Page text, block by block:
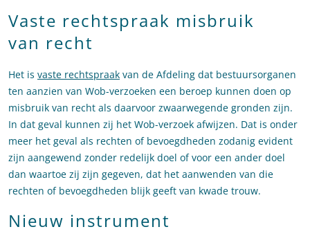
Vaste rechtspraak misbruik
van recht
Het is vaste rechtspraak van de Afdeling dat bestuursorganen
ten aanzien van Wob-verzoeken een beroep kunnen doen op
misbruik van recht als daarvoor zwaarwegende gronden zijn.
In dat geval kunnen zij het Wob-verzoek afwijzen. Dat is onder
meer het geval als rechten of bevoegdheden zodanig evident
zijn aangewend zonder redelijk doel of voor een ander doel
dan waartoe zij zijn gegeven, dat het aanwenden van die
rechten of bevoegdheden blijk geeft van kwade trouw.
Nieuw instrument